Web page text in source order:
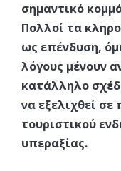
σημαντικό
Πολλοί τα
ως επένδυση,
λόγους μένουν
κατάλληλο
να εξελιχθεί σε
τουριστικού
υπεραξίας.